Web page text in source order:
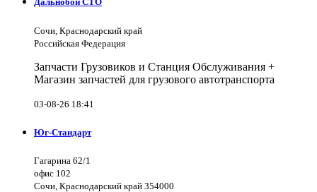
Сочи, Краснодарский край
Российская Федерация
Запчасти Грузовиков и Станция Обслуживания +
Магазин запчастей для грузового автотранспорта
03-08-26 18:41
Юг-Стандарт
Гагарина 62/1
офис 102
Сочи, Краснодарский край 354000